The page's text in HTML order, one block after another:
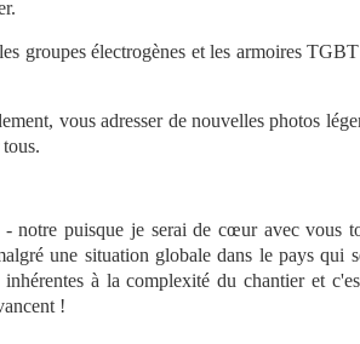
groupes électrogènes et les armoires
vous adresser de nouvelles photos
notre puisque je serai de cœur avec vous
une situation globale dans le pays qui
à la complexité du chantier et
!